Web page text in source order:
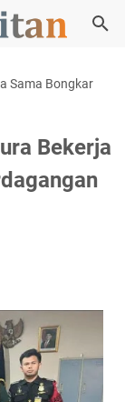
Sama Bongkar
Bekerja